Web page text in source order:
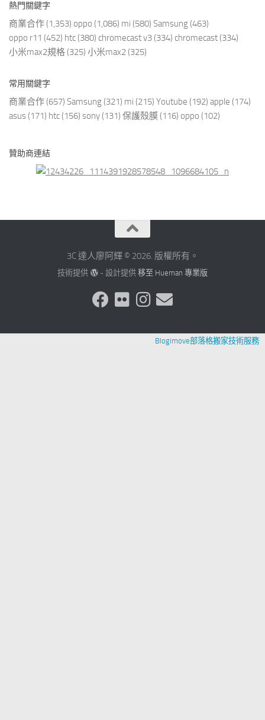
熱門關鍵字
商業合作 (1,353) oppo (1,086) mi (580) Samsung (463)
oppo r11 (452) htc (380) chromecast v3 (334) chromecast (334)
小米max2規格 (325) 小米max2 (325)
常用關鍵字
商業合作 (657) Samsung (321) mi (215) Youtube (192) apple (174)
asus (171) htc (156) sony (131) 保護殼膜 (116) oppo (102)
贊助商連結
3C 達人廖阿輝 © 2026. 版權所有。
技術提供 - 設計提供 移至 Hueman 專業版
Blogimove部落格搬家技術服務